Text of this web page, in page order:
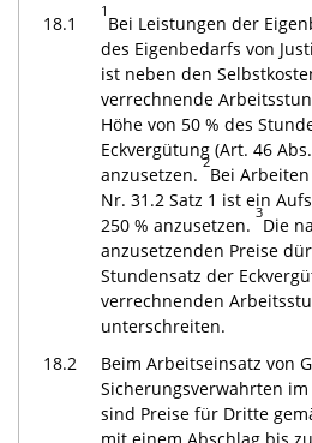
18.1
1
Bei Leistungen der
des Eigenbedarfs von
ist neben den
verrechnende
Höhe von 50 % des
Eckvergütung (Art. 46
anzusetzen.
2
Bei
Nr. 31.2 Satz 1 ist ein
250 % anzusetzen.
3
Die
anzusetzenden Preise
Stundensatz der
verrechnenden
unterschreiten.
18.2
Beim Arbeitseinsatz von
Sicherungsverwahrten im
sind Preise für Dritte